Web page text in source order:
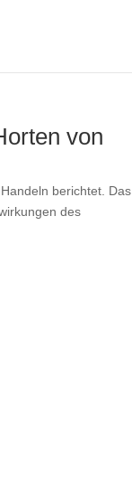
von
berichtet. Das
des